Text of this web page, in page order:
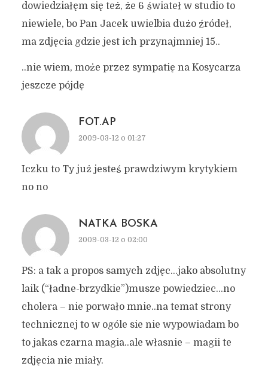
dowiedziałęm się też, że 6 świateł w studio to
niewiele, bo Pan Jacek uwielbia dużo źródeł,
ma zdjęcia gdzie jest ich przynajmniej 15..
..nie wiem, może przez sympatię na Kosycarza
jeszcze pójdę
FOT.AP
2009-03-12 o 01:27
Iczku to Ty już jesteś prawdziwym krytykiem
no no
NATKA BOSKA
2009-03-12 o 02:00
PS: a tak a propos samych zdjęc…jako absolutny
laik (“ładne-brzydkie”)musze powiedziec…no
cholera – nie porwało mnie..na temat strony
technicznej to w ogóle sie nie wypowiadam bo
to jakas czarna magia..ale własnie – magii te
zdjęcia nie miały.